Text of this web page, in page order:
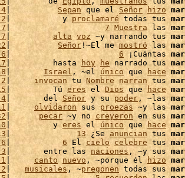
| Sepan que el Señor hizo
|           y proclamaré todas tus
| 7 Muestra las
| alta voz ~y narrando tus
| Señor!~El me mostró las
| 6 ¡Cuántas
|         hasta hoy he narrado tus
| Israel , ~el único que hace
| invocan tu Nombre narran tus
|         Tú eres el Dios que hace
|       del Señor y su poder , ~las
| olvidaron sus proezas ~y las
| pecar ~y no creyeron en sus
|         y eres el único que hace
| 13 ¿Se anuncian tus
| 6 El cielo celebre tus
|       entre las naciones , ~y sus
| canto nuevo, ~porque él hizo
| musicales , ~pregonen todas sus